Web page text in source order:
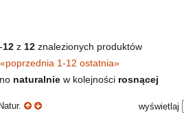
12z 12znalezionych produktów
«poprzednia 1-12 ostatnia»
naturalniew kolejności rosnącej
Natur. wyświetlaj